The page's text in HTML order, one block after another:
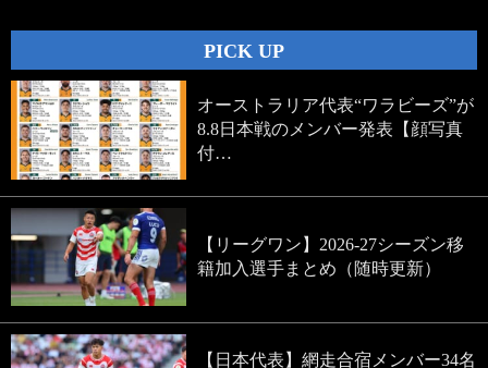
PICK UP
オーストラリア代表“ワラビーズ”が
8.8日本戦のメンバー発表【顔写真
付…
【リーグワン】2026-27シーズン移
籍加入選手まとめ（随時更新）
【日本代表】網走合宿メンバー34名